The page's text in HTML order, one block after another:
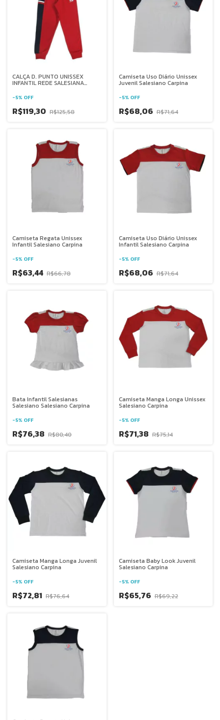
CALÇA D. PUNTO UNISSEX
INFANTIL REDE SALESIANA
-5% OFF
R$119,30 R$125,58
Camiseta Uso Diário Unissex
Juvenil Salesiano Carpina
-5% OFF
R$68,06 R$71,64
Camiseta Regata Unissex
Infantil Salesiano Carpina
-5% OFF
R$63,44 R$66,78
Camiseta Uso Diário Unissex
Infantil Salesiano Carpina
-5% OFF
R$68,06 R$71,64
Bata Infantil Salesianas
Salesiano Salesiano Carpina
-5% OFF
R$76,38 R$80,40
Camiseta Manga Longa Unissex
Salesiano Carpina
-5% OFF
R$71,38 R$75,14
Camiseta Manga Longa Juvenil
Salesiano Carpina
-5% OFF
R$72,81 R$76,64
Camiseta Baby Look Juvenil
Salesiano Carpina
-5% OFF
R$65,76 R$69,22